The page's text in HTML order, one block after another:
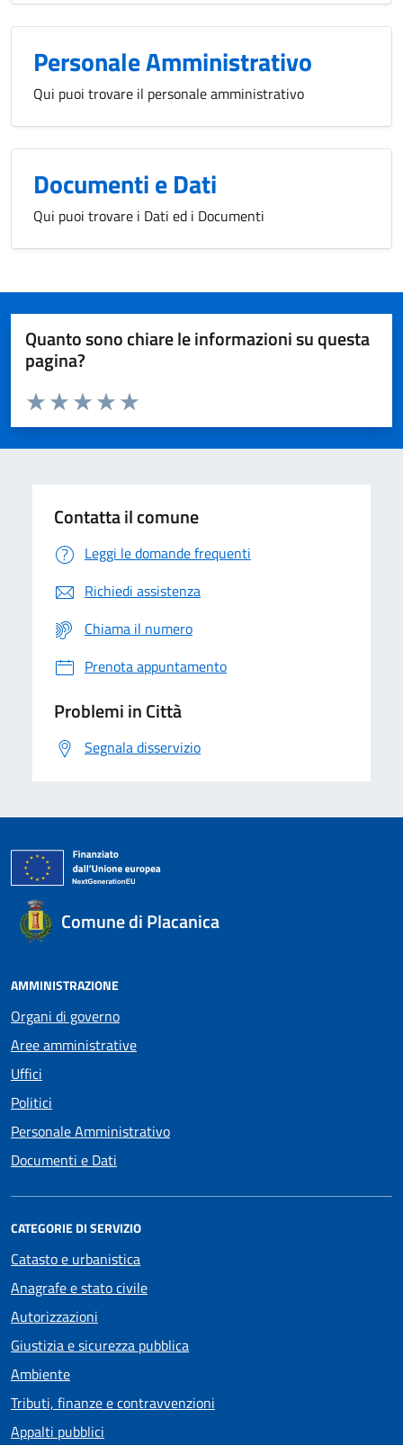
Personale Amministrativo
Qui puoi trovare il personale amministrativo
Documenti e Dati
Qui puoi trovare i Dati ed i Documenti
Quanto sono chiare le informazioni su questa
pagina?
Domanda
Valuta da 1 a 5 stelle la pagina
Valuta 5 stelle su 5
Valuta 4 stelle su 5
Valuta 3 stelle su 5
Valuta 2 stelle su 5
Valuta 1 stelle su 5
Contatta il comune
Leggi le domande frequenti
Richiedi assistenza
Chiama il numero
Prenota appuntamento
Problemi in Città
Segnala disservizio
Comune di Placanica
AMMINISTRAZIONE
Organi di governo
Aree amministrative
Uffici
Politici
Personale Amministrativo
Documenti e Dati
CATEGORIE DI SERVIZIO
Catasto e urbanistica
Anagrafe e stato civile
Autorizzazioni
Giustizia e sicurezza pubblica
Ambiente
Tributi, finanze e contravvenzioni
Appalti pubblici